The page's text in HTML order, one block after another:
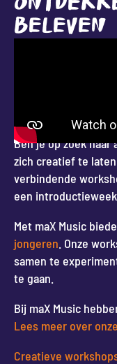
BELEVEN
Ben je op zoek
zich creatief te
verbindende
een
Met maX Music
jongeren . Onze
samen te
te gaan.
Bij maX Music
Lees meer over
Creatieve